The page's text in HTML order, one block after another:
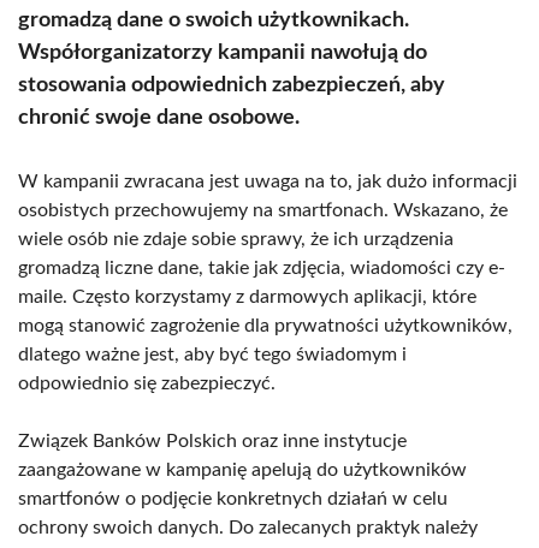
gromadzą dane o swoich użytkownikach.
Współorganizatorzy kampanii nawołują do
stosowania odpowiednich zabezpieczeń, aby
chronić swoje dane osobowe.
W kampanii zwracana jest uwaga na to, jak dużo informacji
osobistych przechowujemy na smartfonach. Wskazano, że
wiele osób nie zdaje sobie sprawy, że ich urządzenia
gromadzą liczne dane, takie jak zdjęcia, wiadomości czy e-
maile. Często korzystamy z darmowych aplikacji, które
mogą stanowić zagrożenie dla prywatności użytkowników,
dlatego ważne jest, aby być tego świadomym i
odpowiednio się zabezpieczyć.
Związek Banków Polskich oraz inne instytucje
zaangażowane w kampanię apelują do użytkowników
smartfonów o podjęcie konkretnych działań w celu
ochrony swoich danych. Do zalecanych praktyk należy